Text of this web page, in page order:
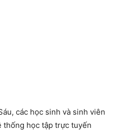
các học sinh và sinh viên
thống học tập trực tuyến